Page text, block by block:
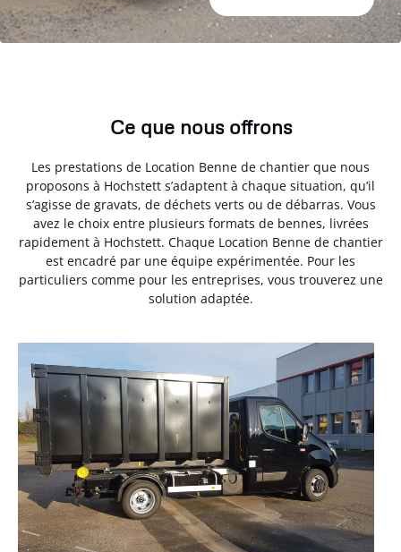
Ce que nous offrons
Les prestations de Location Benne de chantier que nous
proposons à Hochstett s’adaptent à chaque situation, qu’il
s’agisse de gravats, de déchets verts ou de débarras. Vous
avez le choix entre plusieurs formats de bennes, livrées
rapidement à Hochstett. Chaque Location Benne de chantier
est encadré par une équipe expérimentée. Pour les
particuliers comme pour les entreprises, vous trouverez une
solution adaptée.